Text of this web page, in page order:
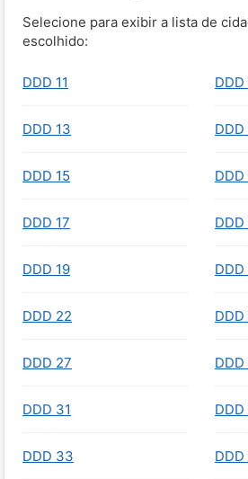
Selecione para exibir a lista de
escolhido:
DDD 11 DDD
DDD 13 DDD
DDD 15 DDD
DDD 17 DDD
DDD 19 DDD
DDD 22
DDD 27
DDD 31
DDD 33